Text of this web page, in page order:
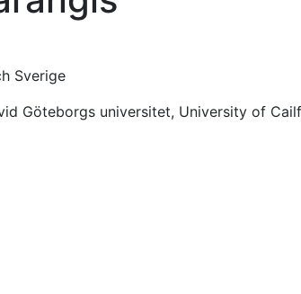
Sverige
Göteborgs universitet, University of